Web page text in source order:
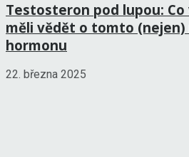
Testosteron pod lupou:
měli vědět o tomto (nejen)
hormonu
22. března 2025